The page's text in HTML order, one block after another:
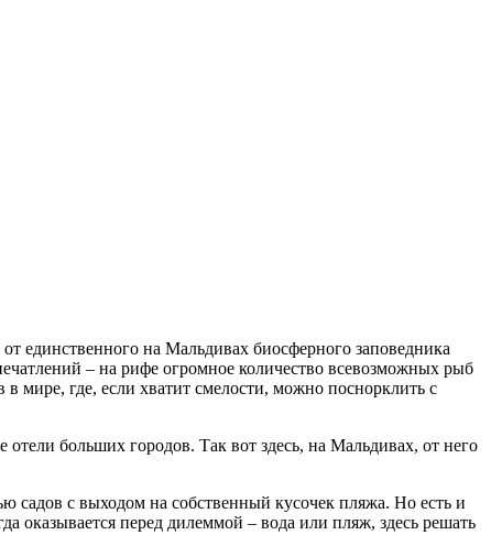
единственного на Мальдивах биосферного заповедника
– на рифе огромное количество всевозможных рыб
мире, где, если хватит смелости, можно поснорклить с
больших городов. Так вот здесь, на Мальдивах, от него
садов с выходом на собственный кусочек пляжа. Но есть и
оказывается перед дилеммой – вода или пляж, здесь решать